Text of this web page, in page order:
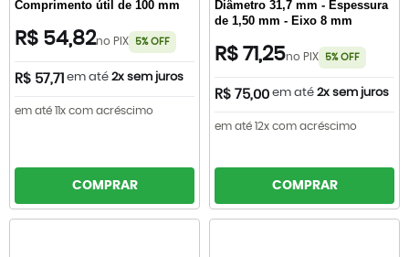
Comprimento útil de 100 mm
R$ 54,82no PIX 5% OFF
R$ 57,71 em até 2x sem juros
em até 11x com acréscimo
COMPRAR
Diâmetro 31,7 mm - Espessura
de 1,50 mm - Eixo 8 mm
R$ 71,25no PIX 5% OFF
R$ 75,00 em até 2x sem juros
em até 12x com acréscimo
COMPRAR